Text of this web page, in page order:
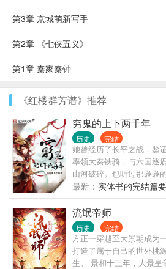
第3章 京城萌新写手
第2章 《七侠五义》
第1章 秦家秦钟
《红楼群芳谱》推荐
穷鬼的上下两千年
历史 完结
她曾经历了长平之战，鉴
率领大秦铁骑，与六国逐
山河破碎。也听过那袅袅
一醉今朝，那千古女帝又
过，也曾羽扇纶巾。做过
没人知道，这么一个人，
悠哉的历史文吧，因为个
符合历史，经得起考证。
的。第一次写这种文章，
哈哈。最后，变身慎入哈
最新： 实体书的完结篇
流氓帝师
历史 完结
方正一穿越至大景朝成为
打造了属于自己的世外桃
生。 景和十三年，大景